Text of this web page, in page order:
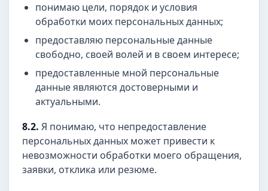
понимаю цели, порядок и условия
обработки моих персональных данных;
предоставляю персональные данные
свободно, своей волей и в своем интересе;
предоставленные мной персональные
данные являются достоверными и
актуальными.
8.2. Я понимаю, что непредоставление
персональных данных может привести к
невозможности обработки моего обращения,
заявки, отклика или резюме.